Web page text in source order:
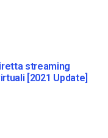
streaming
conferenze e riunioni virtuali [2021 Update]